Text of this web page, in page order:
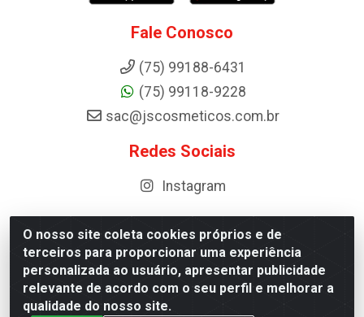
O nosso site coleta cookies próprios e de
terceiros para proporcionar uma experiência
personalizada ao usuário, apresentar publicidade
relevante de acordo com o seu perfil e melhorar a
qualidade do nosso site.
Fale Conosco
(75) 99188-6431
(75) 99118-9228
sac@jscosmeticos.com.br
Redes Sociais
Instagram
Distribuidora de Cosméticos Antoneto LTDA - BA-052,
km 87 - Industrial, Ipirá - BA, 44600-000 - CNPJ
10.984.107/0001-75